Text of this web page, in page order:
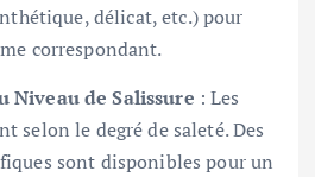
délicat, etc.) pour
correspondant.
Niveau de Salissure : Les
selon le degré de saleté. Des
sont disponibles pour un